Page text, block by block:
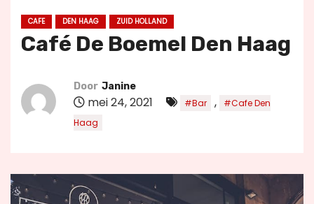
CAFE DEN HAAG ZUID HOLLAND
Café De Boemel Den Haag
Door Janine
mei 24, 2021 #Bar ,
#Cafe Den
Haag